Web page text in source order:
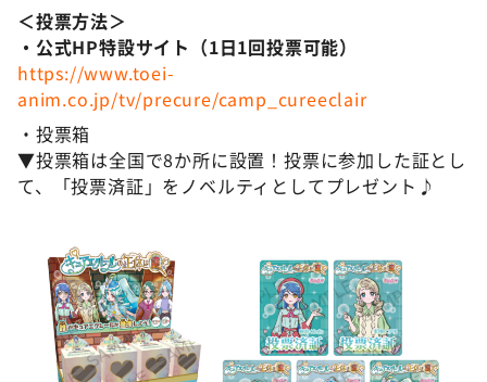
＜投票方法＞
・公式HP特設サイト（1日1回投票可能）
https://www.toei-
anim.co.jp/tv/precure/camp_cureeclair
・投票箱
▼投票箱は全国で8か所に設置！投票に参加した証とし
て、「投票済証」をノベルティとしてプレゼント♪